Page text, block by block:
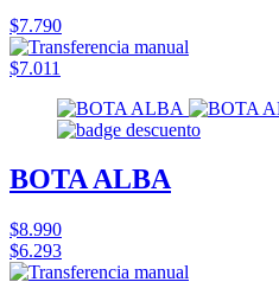
$7.790
$7.011
BOTA ALBA
$8.990
$6.293